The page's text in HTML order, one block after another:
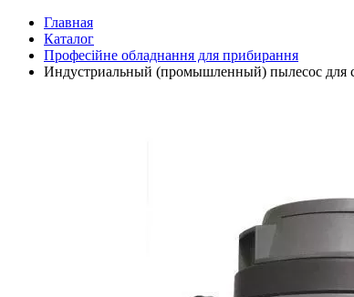
Главная
Каталог
Професійне обладнання для прибирання
Индустриальный (промышленный) пылесос для